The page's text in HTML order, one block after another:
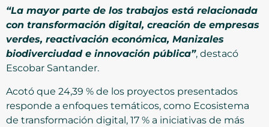
“La mayor parte de los trabajos está relacionada
con transformación digital, creación de empresas
verdes, reactivación económica, Manizales
biodiverciudad e innovación pública”, destacó
Escobar Santander.
Acotó que 24,39 % de los proyectos presentados
responde a enfoques temáticos, como Ecosistema
de transformación digital, 17 % a iniciativas de más